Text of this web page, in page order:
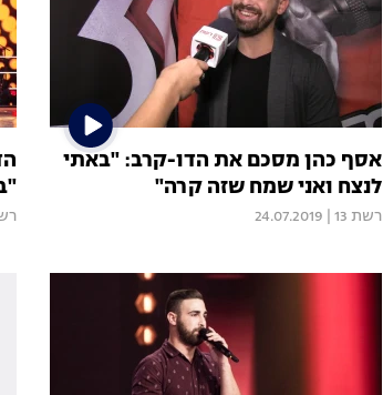
אסף כהן מסכם את הדו-קרב: "באתי
לנצח ואני שמח שזה קרה"
רשת 13 24.07.2019